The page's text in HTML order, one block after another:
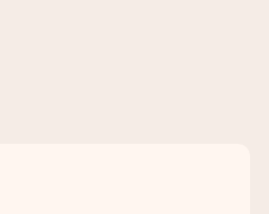
foto insieme al regalo che
la qualità per te!
o una caratteristica che